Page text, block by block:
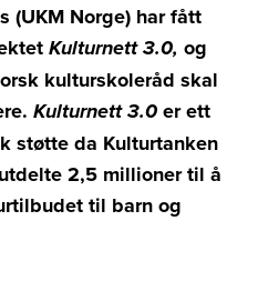
(UKM Norge) har fått
Kulturnett 3.0, og
kulturskoleråd skal
Kulturnett 3.0 er ett
støtte da Kulturtanken
2,5 millioner til å
til barn og